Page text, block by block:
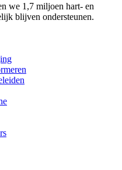
we 1,7 miljoen hart- en
blijven ondersteunen.